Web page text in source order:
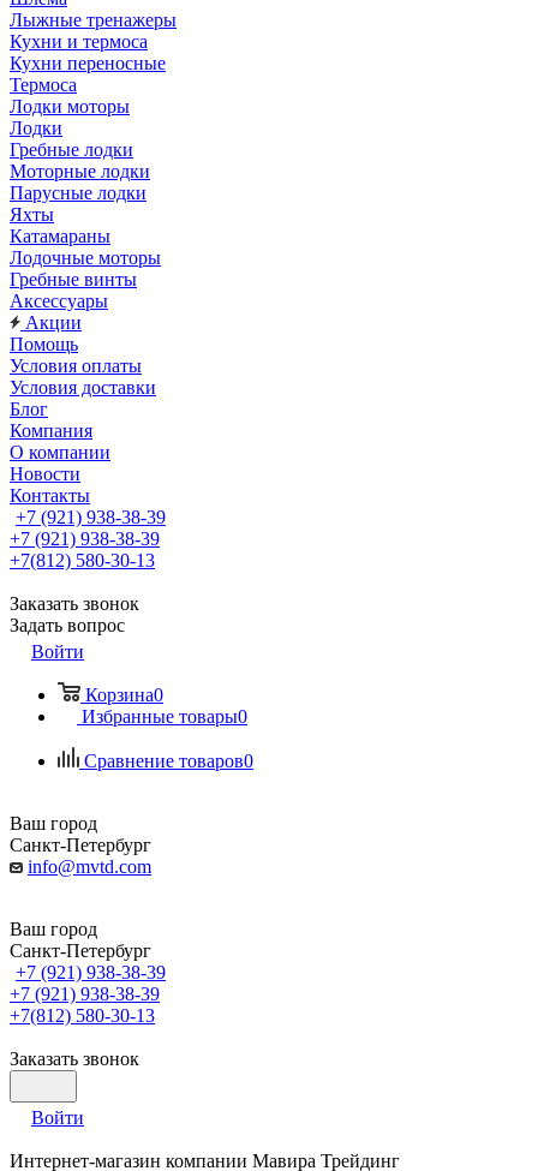
Лыжные тренажеры
Кухни и термоса
Кухни переносные
Термоса
Лодки моторы
Лодки
Гребные лодки
Моторные лодки
Парусные лодки
Яхты
Катамараны
Лодочные моторы
Гребные винты
Аксессуары
Акции
Помощь
Условия оплаты
Условия доставки
Блог
Компания
О компании
Новости
Контакты
+7 (921) 938-38-39
+7 (921) 938-38-39
+7(812) 580-30-13
Заказать звонок
Задать вопрос
Войти
Корзина0
Избранные товары0
Сравнение товаров0
Ваш город
Санкт-Петербург
info@mvtd.com
Ваш город
Санкт-Петербург
+7 (921) 938-38-39
+7 (921) 938-38-39
+7(812) 580-30-13
Заказать звонок
Войти
Интернет-магазин компании Мавира Трейдинг